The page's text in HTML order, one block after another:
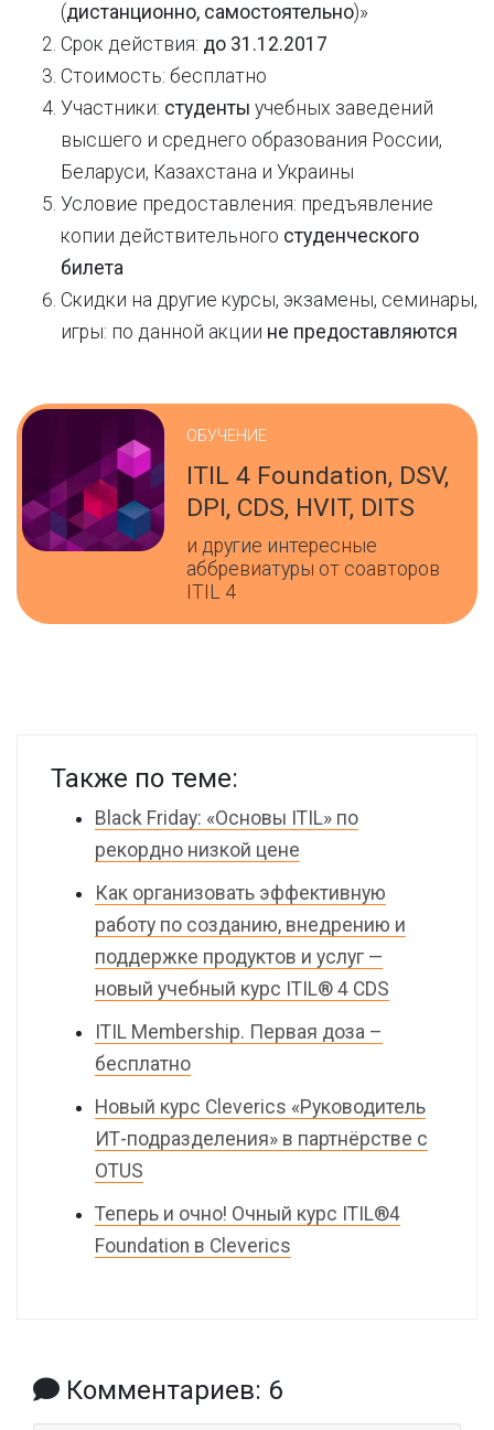
(дистанционно, самостоятельно)»
Срок действия: до 31.12.2017
Стоимость: бесплатно
Участники: студенты учебных заведений
высшего и среднего образования России,
Беларуси, Казахстана и Украины
Условие предоставления: предъявление
копии действительного студенческого
билета
Скидки на другие курсы, экзамены, семинары,
игры: по данной акции не предоставляются
ОБУЧЕНИЕ
ITIL 4 Foundation, DSV,
DPI, CDS, HVIT, DITS
и другие интересные
аббревиатуры от соавторов
ITIL 4
Также по теме:
Black Friday: «Основы ITIL» по
рекордно низкой цене
Как организовать эффективную
работу по созданию, внедрению и
поддержке продуктов и услуг —
новый учебный курс ITIL® 4 CDS
ITIL Membership. Первая доза –
бесплатно
Новый курс Cleverics «Руководитель
ИТ-подразделения» в партнёрстве с
OTUS
Теперь и очно! Очный курс ITIL®4
Foundation в Cleverics
Комментариев: 6